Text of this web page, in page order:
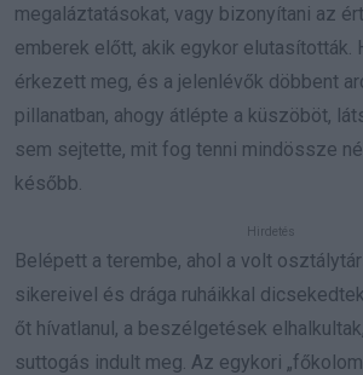
megaláztatásokat, vagy bizonyítani az
emberek előtt, akik egykor elutasították.
érkezett meg, és a jelenlévők döbbent
pillanatban, ahogy átlépte a küszöböt,
sem sejtette, mit fog tenni mindössze
később.
Belépett a terembe, ahol a volt
sikereivel és drága ruháikkal
őt hívatlanul, a beszélgetések
suttogás indult meg. Az egykori